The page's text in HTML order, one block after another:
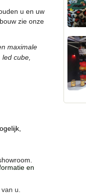
u en uw
zie onze
maximale
cube,
en
u.